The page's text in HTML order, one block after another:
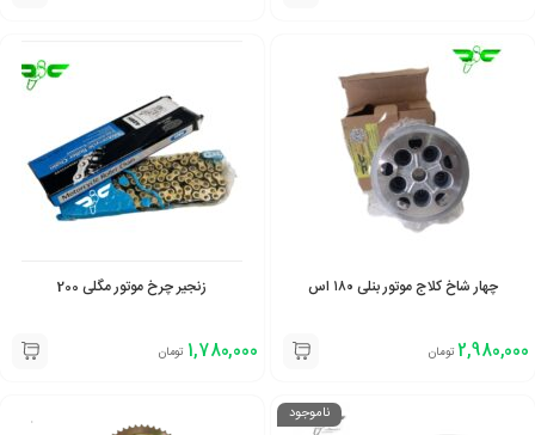
چهار شاخ کلاج موتور بنلی ۱۸۰ اس
2,980,000 تومان
زنجیر چرخ موتور مگلی 200
1,780,000 تومان
ناموجود